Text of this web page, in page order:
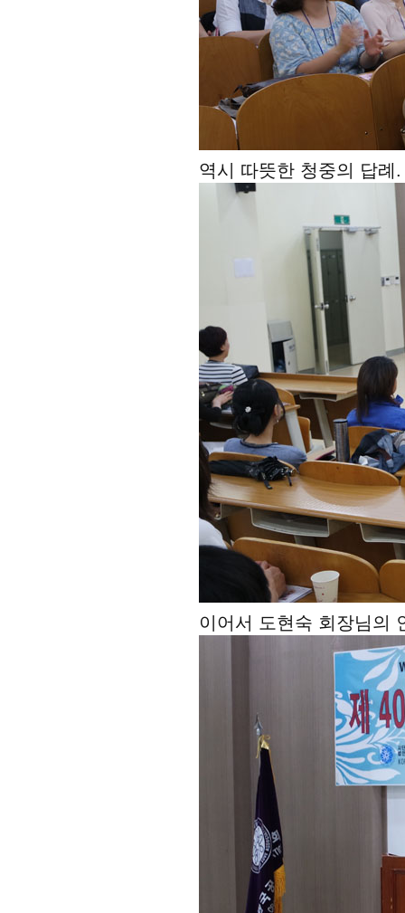
역시 따뜻한 청중의 답례.
이어서 도현숙 회장님의